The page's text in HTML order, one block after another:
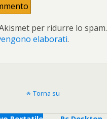
per ridurre lo spam.
elaborati.
Torna su